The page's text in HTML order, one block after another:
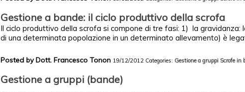
Gestione a bande: il ciclo produttivo della scrofa
Il ciclo produttivo della scrofa si compone di tre fasi: 1) la gravidanza:
di una determinata popolazione in un determinato allevamento) è
Posted by Dott. Francesco Tonon 19/12/2012 Categories: Gestione a gruppi Scrofe in
Gestione a gruppi (bande)